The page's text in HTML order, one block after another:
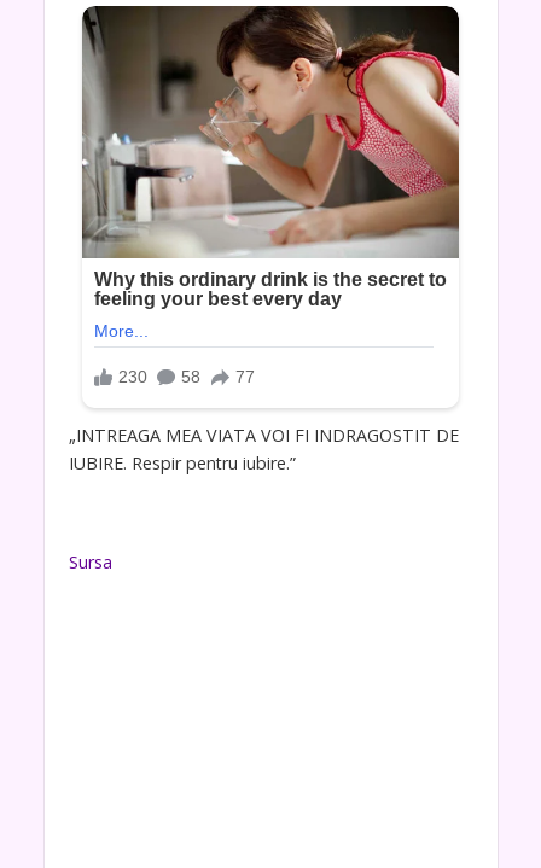
„INTREAGA MEA VIATA VOI FI INDRAGOSTIT DE
IUBIRE. Respir pentru iubire.”
Sursa